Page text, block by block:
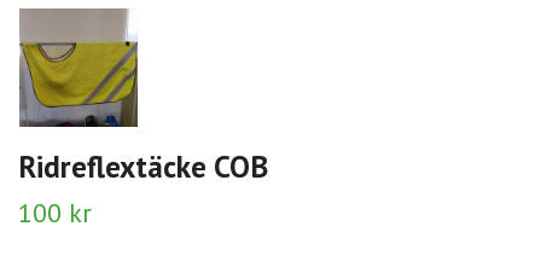
Ridreflextäcke COB
100 kr